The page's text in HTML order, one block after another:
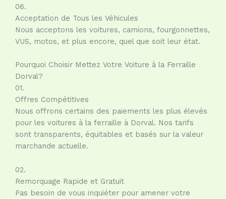
06.
Acceptation de Tous les Véhicules
Nous acceptons les voitures, camions, fourgonnettes,
VUS, motos, et plus encore, quel que soit leur état.
Pourquoi Choisir Mettez Votre Voiture à la Ferraille
Dorval?
01.
Offres Compétitives
Nous offrons certains des paiements les plus élevés
pour les voitures à la ferraille à Dorval. Nos tarifs
sont transparents, équitables et basés sur la valeur
marchande actuelle.
02.
Remorquage Rapide et Gratuit
Pas besoin de vous inquiéter pour amener votre